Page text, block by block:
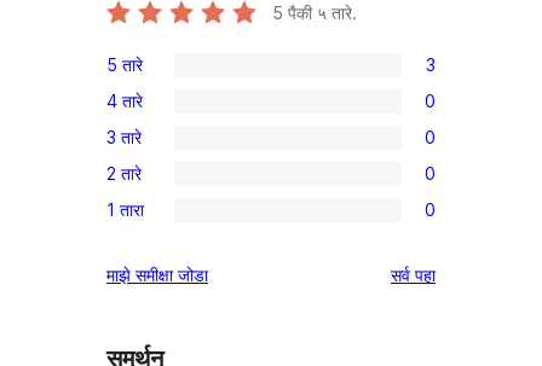
5 पैकी ५ तारे.
3
5-
तारांकित
परीक्षणे
5 तारे 3
0
4-
तारांकित
परीक्षणे
4 तारे 0
0
3-
तारांकित
3 तारे 0
0
2-
परीक्षणे
2 तारे 0
0
तारांकित
1 तारा 0
माझे समीक्षा जोडा सर्वपुनरावलोकने
पहा
समर्थन